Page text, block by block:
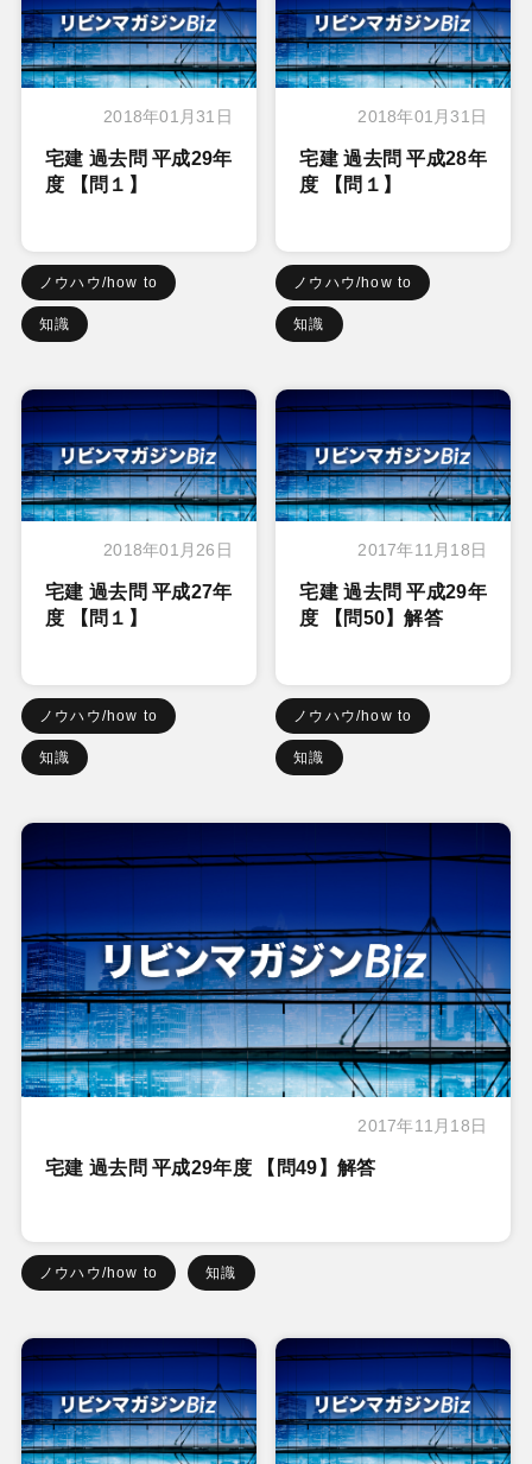
2018年01月31日
宅建 過去問 平成29年
度 【問１】
ノウハウ/how to
知識
2018年01月31日
宅建 過去問 平成28年
度 【問１】
ノウハウ/how to
知識
2018年01月26日
宅建 過去問 平成27年
度 【問１】
ノウハウ/how to
知識
2017年11月18日
宅建 過去問 平成29年
度 【問50】解答
ノウハウ/how to
知識
2017年11月18日
宅建 過去問 平成29年度 【問49】解答
ノウハウ/how to 知識